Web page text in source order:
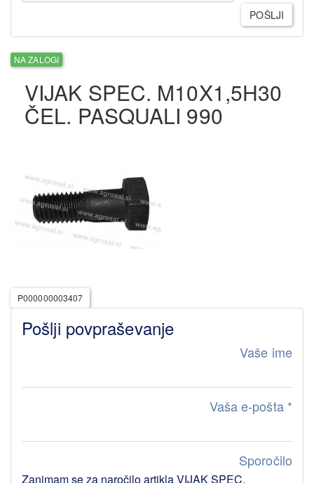
POŠLJI
NA ZALOGI
VIJAK SPEC. M10X1,5H30
ČEL. PASQUALI 990
P000000003407
Pošlji povpraševanje
Vaše ime
Vaša e-pošta *
Sporočilo